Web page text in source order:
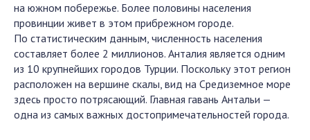
на южном побережье. Более половины населения
провинции живет в этом прибрежном городе.
По статистическим данным, численность населения
составляет более 2 миллионов. Анталия является одним
из 10 крупнейших городов Турции. Поскольку этот регион
расположен на вершине скалы, вид на Средиземное море
здесь просто потрясающий. Главная гавань Антальи —
одна из самых важных достопримечательностей города.